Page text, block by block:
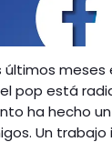
últimos meses
pop está
ha hecho
Un